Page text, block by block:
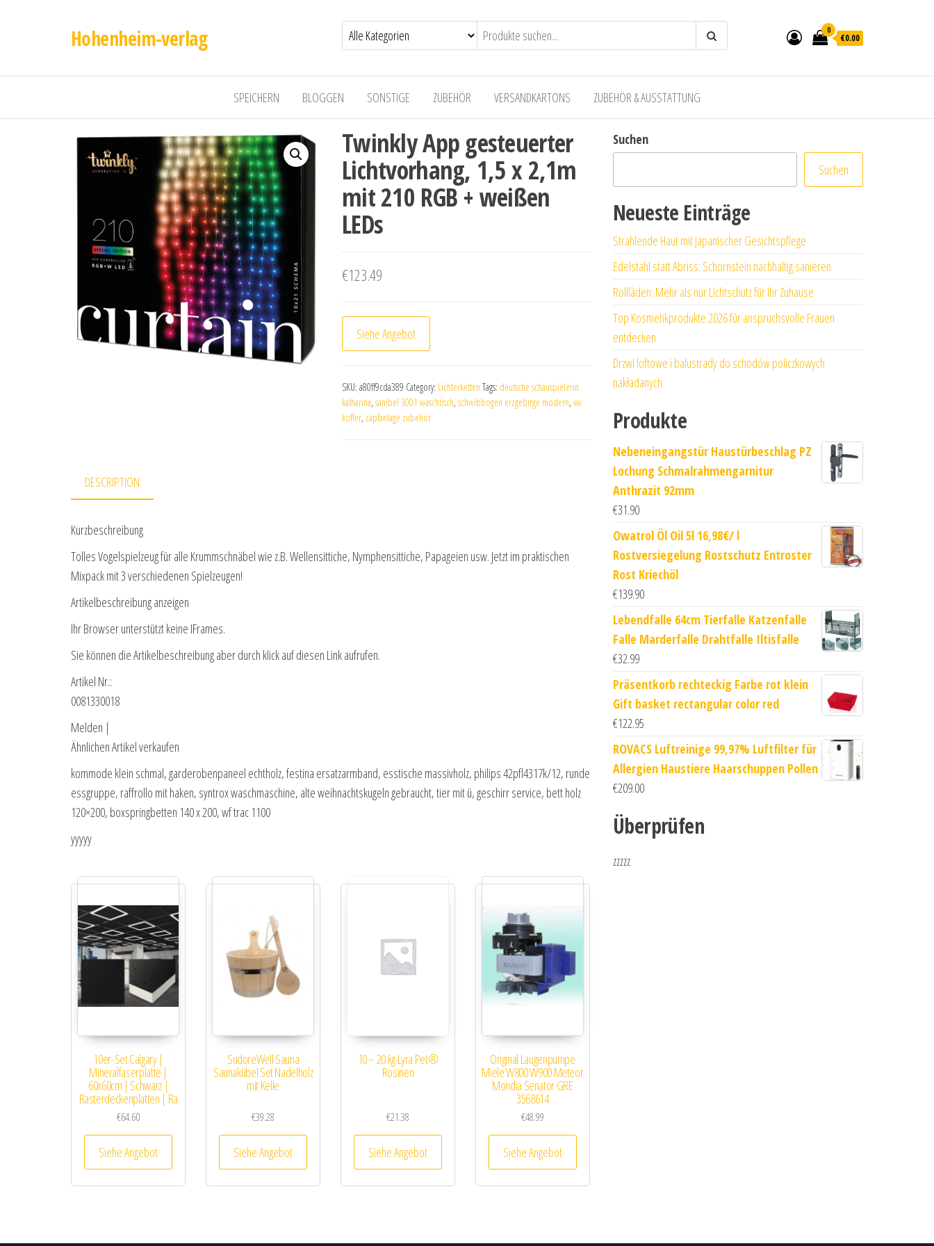
Hohenheim-verlag 0
€0.00
SPEICHERN BLOGGEN SONSTIGE ZUBEHÖR VERSANDKARTONS ZUBEHÖR & AUSSTATTUNG
Twinkly App gesteuerter
Lichtvorhang, 1,5 x 2,1m
mit 210 RGB + weißen
LEDs
€123.49
Siehe Angebot
SKU: a80ff9cda389 Category: Lichterketten Tags: deutsche schauspielerin
katharina, sanibel 3001 waschtisch, schwibbogen erzgebirge modern, vw
koffer, zapfanlage zubehör
DESCRIPTION
Kurzbeschreibung
Tolles Vogelspielzeug für alle Krummschnäbel wie z.B. Wellensittiche, Nymphensittiche, Papageien usw. Jetzt im praktischen
Mixpack mit 3 verschiedenen Spielzeugen!
Artikelbeschreibung anzeigen
Ihr Browser unterstützt keine IFrames.
Sie können die Artikelbeschreibung aber durch klick auf diesen Link aufrufen.
Artikel Nr.:
0081330018
Melden |
Ähnlichen Artikel verkaufen
kommode klein schmal, garderobenpaneel echtholz, festina ersatzarmband, esstische massivholz, philips 42pfl4317k/12, runde
essgruppe, raffrollo mit haken, syntrox waschmaschine, alte weihnachtskugeln gebraucht, tier mit ü, geschirr service, bett holz
120×200, boxspringbetten 140 x 200, wf trac 1100
yyyyy
10er-Set Calgary |
Mineralfaserplatte |
60x60cm | Schwarz |
Rasterdeckenplatten | Ra
€64.60
Siehe Angebot
SudoreWell Sauna
Saunakübel Set Nadelholz
mit Kelle
€39.28
Siehe Angebot
10 – 20 kg Lyra Pet®
Rosinen
€21.38
Siehe Angebot
Original Laugenpumpe
Miele W800 W900 Meteor
Mondia Senator GRE
3568614
€48.99
Siehe Angebot
Suchen
Suchen
Neueste Einträge
Strahlende Haut mit japanischer Gesichtspflege
Edelstahl statt Abriss: Schornstein nachhaltig sanieren
Rollläden: Mehr als nur Lichtschutz für Ihr Zuhause
Top Kosmetikprodukte 2026 für anspruchsvolle Frauen
entdecken
Drzwi loftowe i balustrady do schodów policzkowych
nakładanych
Produkte
Nebeneingangstür Haustürbeschlag PZ
Lochung Schmalrahmengarnitur
Anthrazit 92mm
€31.90
Owatrol Öl Oil 5l 16,98€/ l
Rostversiegelung Rostschutz Entroster
Rost Kriechöl
€139.90
Lebendfalle 64cm Tierfalle Katzenfalle
Falle Marderfalle Drahtfalle Iltisfalle
€32.99
Präsentkorb rechteckig Farbe rot klein
Gift basket rectangular color red
€122.95
ROVACS Luftreinige 99,97% Luftfilter für
Allergien Haustiere Haarschuppen Pollen
€209.00
Überprüfen
zzzzz